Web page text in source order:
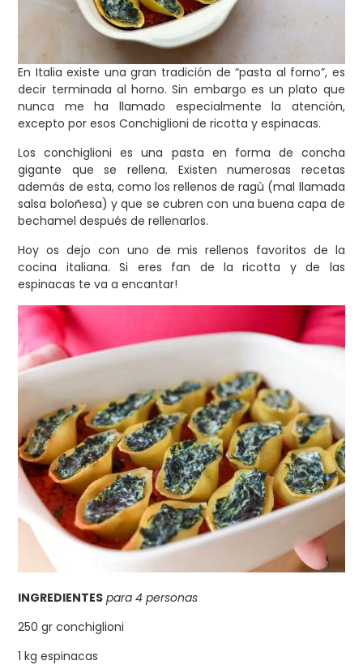
En Italia existe una gran tradición de “pasta al forno”, es
decir terminada al horno. Sin embargo es un plato que
nunca me ha llamado especialmente la atención,
excepto por esos Conchiglioni de ricotta y espinacas.
Los conchiglioni es una pasta en forma de concha
gigante que se rellena. Existen numerosas recetas
además de esta, como los rellenos de ragù (mal llamada
salsa boloñesa) y que se cubren con una buena capa de
bechamel después de rellenarlos.
Hoy os dejo con uno de mis rellenos favoritos de la
cocina italiana. Si eres fan de la ricotta y de las
espinacas te va a encantar!
INGREDIENTES para 4 personas
250 gr conchiglioni
1 kg espinacas